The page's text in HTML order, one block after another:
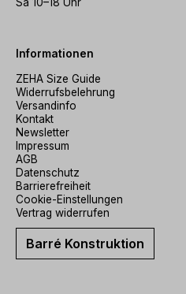
Sa 10–18 Uhr
Informationen
ZEHA Size Guide
Widerrufsbelehrung
Versandinfo
Kontakt
Newsletter
Impressum
AGB
Datenschutz
Barrierefreiheit
Cookie-Einstellungen
Vertrag widerrufen
Barré Konstruktion